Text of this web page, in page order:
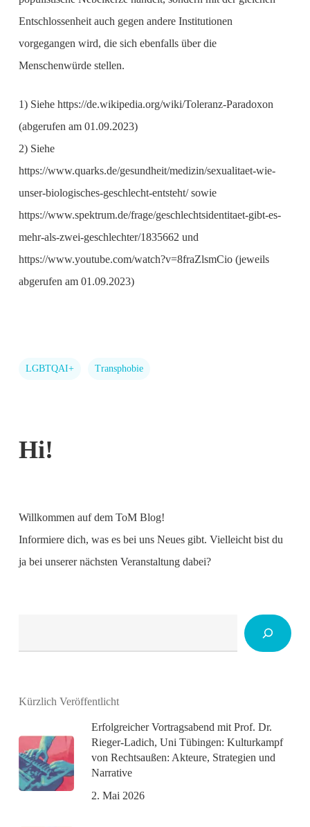
Entschlossenheit auch gegen andere Institutionen
vorgegangen wird, die sich ebenfalls über die
Menschenwürde stellen.
1) Siehe https://de.wikipedia.org/wiki/Toleranz-Paradoxon
(abgerufen am 01.09.2023)
2) Siehe
https://www.quarks.de/gesundheit/medizin/sexualitaet-wie-
unser-biologisches-geschlecht-entsteht/ sowie
https://www.spektrum.de/frage/geschlechtsidentitaet-gibt-es-
mehr-als-zwei-geschlechter/1835662 und
https://www.youtube.com/watch?v=8fraZlsmCio (jeweils
abgerufen am 01.09.2023)
LGBTQAI+ Transphobie
Hi!
Willkommen auf dem ToM Blog!
Informiere dich, was es bei uns Neues gibt. Vielleicht bist du
ja bei unserer nächsten Veranstaltung dabei?
Kürzlich Veröffentlicht
Erfolgreicher Vortragsabend mit Prof. Dr.
Rieger-Ladich, Uni Tübingen: Kulturkampf
von Rechtsaußen: Akteure, Strategien und
Narrative
2. Mai 2026